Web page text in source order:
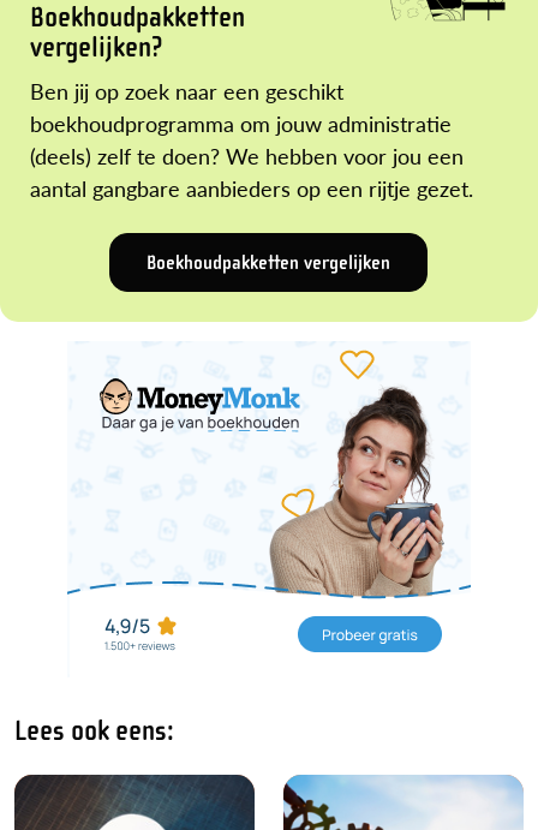
Boekhoudpakketten
vergelijken?
Ben jij op zoek naar een geschikt
boekhoudprogramma om jouw administratie
(deels) zelf te doen? We hebben voor jou een
aantal gangbare aanbieders op een rijtje gezet.
Boekhoudpakketten vergelijken
Lees ook eens: